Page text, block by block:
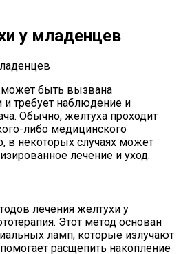
у младенцев
может быть вызвана
требует наблюдение и
Обычно, желтуха проходит
либо медицинского
в некоторых случаях может
лечение и уход.
лечения желтухи у
Этот метод основан
ламп, которые излучают
расщепить накопление